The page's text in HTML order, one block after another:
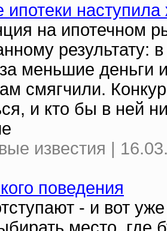
на ипотечном
результату:
меньшие деньги
смягчили.
и кто бы в ней
известия |
поведения
- и вот